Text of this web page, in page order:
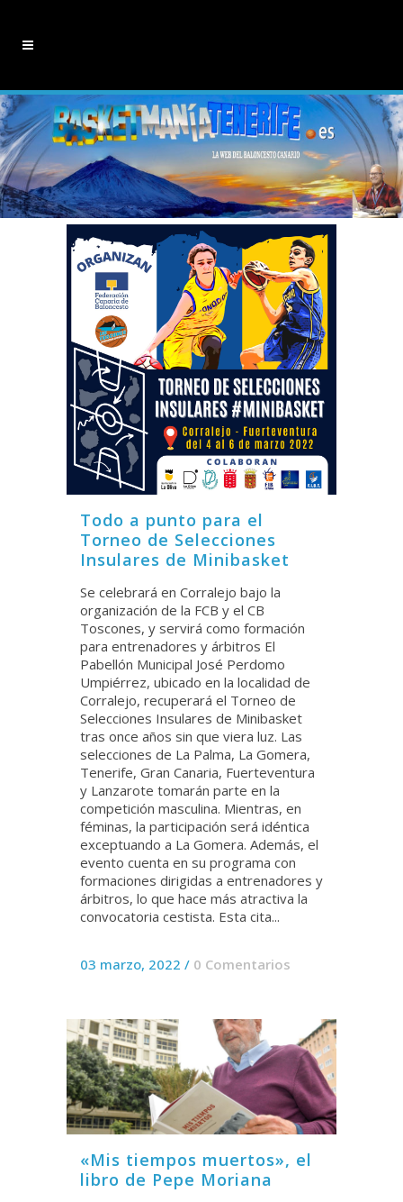
Todo a punto para el
Torneo de Selecciones
Insulares de Minibasket
Se celebrará en Corralejo bajo la
organización de la FCB y el CB
Toscones, y servirá como formación
para entrenadores y árbitros El
Pabellón Municipal José Perdomo
Umpiérrez, ubicado en la localidad de
Corralejo, recuperará el Torneo de
Selecciones Insulares de Minibasket
tras once años sin que viera luz. Las
selecciones de La Palma, La Gomera,
Tenerife, Gran Canaria, Fuerteventura
y Lanzarote tomarán parte en la
competición masculina. Mientras, en
féminas, la participación será idéntica
exceptuando a La Gomera. Además, el
evento cuenta en su programa con
formaciones dirigidas a entrenadores y
árbitros, lo que hace más atractiva la
convocatoria cestista. Esta cita...
03 marzo, 2022 / 0 Comentarios
«Mis tiempos muertos», el
libro de Pepe Moriana